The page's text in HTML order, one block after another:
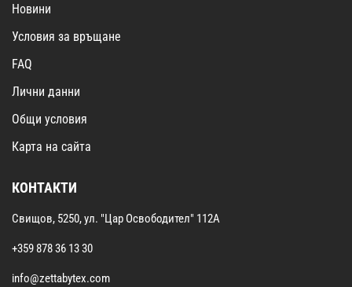
Новини
Условия за връщане
FAQ
Лични данни
Общи условия
Карта на сайта
КОНТАКТИ
Свищов, 5250, ул. "Цар Освободител" 112А
+359 878 36 13 30
info@zettabytex.com